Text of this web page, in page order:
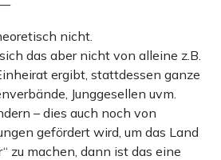
nicht.
das aber nicht von alleine z.B.
ergibt, stattdessen ganze
Junggesellen uvm.
– dies auch noch von
gefördert wird, um das Land
zu machen, dann ist das eine